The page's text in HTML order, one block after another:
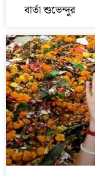
বার্তা শুভেন্দুর